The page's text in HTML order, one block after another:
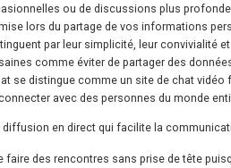
ou de discussions plus
lors du partage de vos informations
par leur simplicité, leur convivialité
comme éviter de partager des
se distingue comme un site de chat
avec des personnes du monde
en direct qui facilite la
faire des rencontres sans prise de tête